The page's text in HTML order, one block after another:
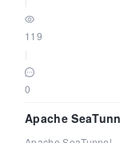
119
0
Apache